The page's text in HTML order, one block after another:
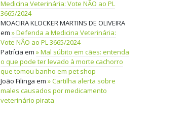
Medicina Veterinária: Vote NÃO ao PL
3665/2024
MOACIRA KLOCKER MARTINS DE OLIVEIRA
em
Defenda a Medicina Veterinária:
Vote NÃO ao PL 3665/2024
Patrícia em
Mal súbito em cães: entenda
o que pode ter levado à morte cachorro
que tomou banho em pet shop
João Filinga em
Cartilha alerta sobre
males causados por medicamento
veterinário pirata